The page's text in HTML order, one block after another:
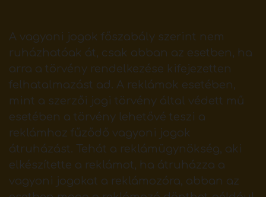
A vagyoni jogok főszabály szerint nem
ruházhatóak át, csak abban az esetben, ha
arra a törvény rendelkezése kifejezetten
felhatalmazást ad. A reklámok esetében,
mint a szerzői jogi törvény által védett mű
esetében a törvény lehetővé teszi a
reklámhoz fűződő vagyoni jogok
átruházást. Tehát a reklámügynökség, aki
elkészítette a reklámot, ha átruházza a
vagyoni jogokat a reklámozóra, abban az